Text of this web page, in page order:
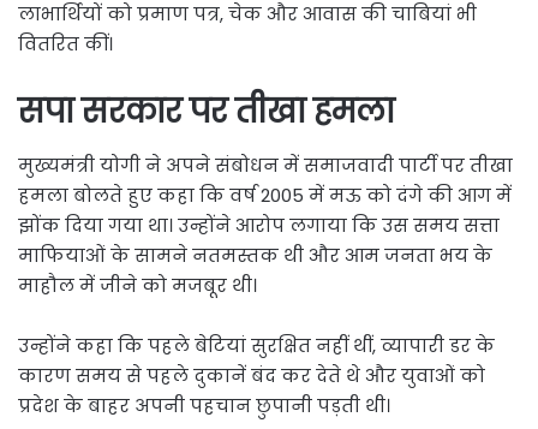
लाभार्थियों को प्रमाण पत्र, चेक और आवास की चाबियां भी
वितरित कीं।
सपा सरकार पर तीखा हमला
मुख्यमंत्री योगी ने अपने संबोधन में समाजवादी पार्टी पर तीखा
हमला बोलते हुए कहा कि वर्ष 2005 में मऊ को दंगे की आग में
झोंक दिया गया था। उन्होंने आरोप लगाया कि उस समय सत्ता
माफियाओं के सामने नतमस्तक थी और आम जनता भय के
माहौल में जीने को मजबूर थी।
उन्होंने कहा कि पहले बेटियां सुरक्षित नहीं थीं, व्यापारी डर के
कारण समय से पहले दुकानें बंद कर देते थे और युवाओं को
प्रदेश के बाहर अपनी पहचान छुपानी पड़ती थी।